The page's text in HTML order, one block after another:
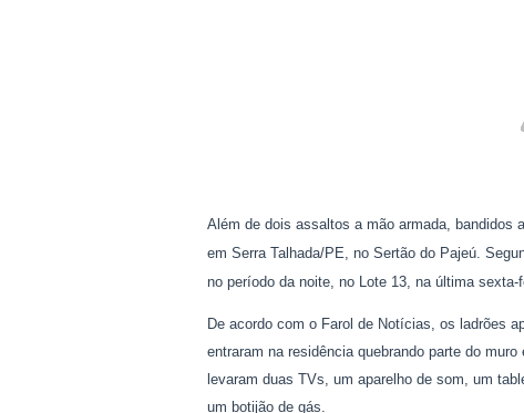
Além de dois assaltos a mão armada, bandidos
em Serra Talhada/PE, no Sertão do Pajeú.
no período da noite, no Lote 13, na última sexta-
De acordo com o Farol de Notícias, os ladrões
entraram na residência quebrando parte do
levaram duas TVs, um aparelho de som, um
um botijão de gás.